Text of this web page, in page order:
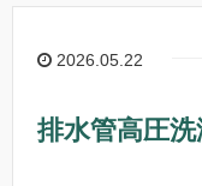
2026.05.22
排水管高圧